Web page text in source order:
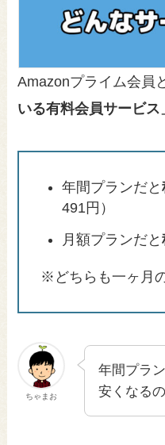
Amazonプライム会員
いる有料会員サービス
年間プランだと
491円）
月額プランだと
※どちらも一ヶ月
ちゃまお
年間プラ
安くなる